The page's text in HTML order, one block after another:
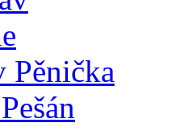
Pěnička